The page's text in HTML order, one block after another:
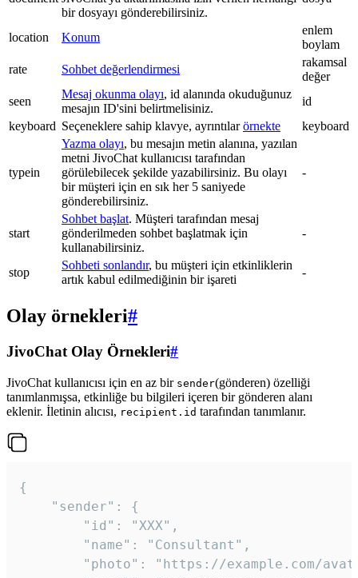
bir dosyayı gönderebilirsiniz.
location Konum
enlem
boylam
rate
Sohbet değerlendirmesi
rakamsal
değer
seen
Mesaj okunma olayı, id alanında okuduğunuz
mesajın ID'sini belirtmelisiniz.
id
keyboard Seçeneklere sahip klavye, ayrıntılarörnekte keyboard
typein
Yazma olayı, bu mesajın metin alanına, yazılan
metni JivoChat kullanıcısı tarafından
görülebilecek şekilde yazabilirsiniz. Bu olayı
bir müşteri için en sık her 5 saniyede
gönderebilirsiniz.
-
start
Sohbet başlat. Müşteri tarafından mesaj
gönderilmeden sohbet başlatmak için
kullanabilirsiniz.
-
stop
Sohbeti sonlandır, bu müşteri için etkinliklerin
artık kabul edilmediğinin bir işareti
-
Olay örnekleri#
JivoChat Olay Örnekleri#
JivoChat kullanıcısı için en az bir sender(gönderen) özelliği
tanımlanmışsa, etkinliğe bu bilgileri içeren bir gönderen alanı
eklenir. İletinin alıcısı, recipient.id tarafından tanımlanır.
{